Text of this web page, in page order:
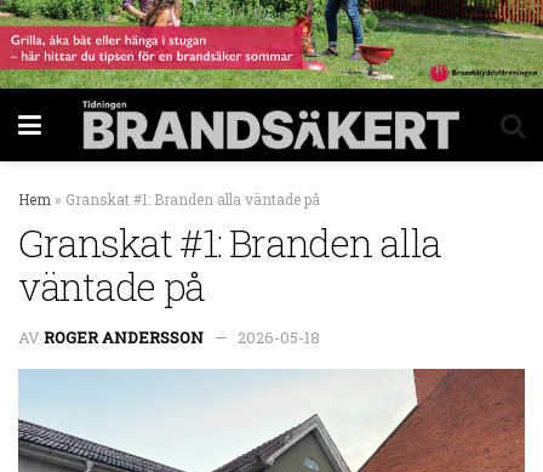
Hem » Granskat #1: Branden alla väntade på
Granskat #1: Branden alla
väntade på
AV ROGER ANDERSSON 2026-05-18